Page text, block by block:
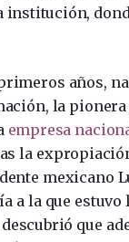
institución,
años,
la pionera
empresa
la
mexicano
a la que estuvo
que